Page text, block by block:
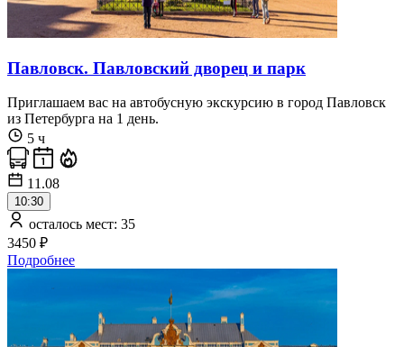
Павловск. Павловский дворец и парк
Приглашаем вас на автобусную экскурсию в город Павловск
из Петербурга на 1 день.
5 ч
11.08
10:30
осталось мест: 35
3450 ₽
Подробнее